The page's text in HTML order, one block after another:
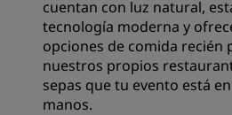
cuentan con luz natural,
tecnología moderna y
opciones de comida recién
nuestros propios
sepas que tu evento está
manos.